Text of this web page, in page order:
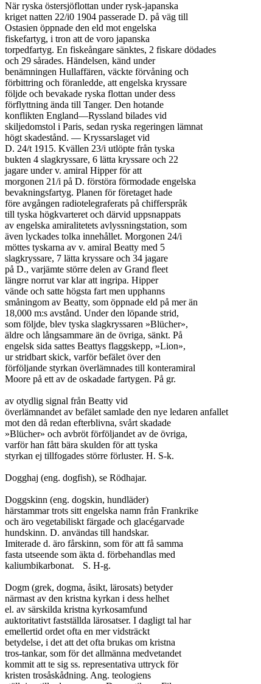
När ryska östersjöflottan under rysk-japanska
kriget natten 22/i0 1904 passerade D. på väg till
Ostasien öppnade den eld mot engelska
fiskefartyg, i tron att de voro japanska
torpedfartyg. En fiskeångare sänktes, 2 fiskare dödades
och 29 sårades. Händelsen, känd under
benämningen Hullaffären, väckte förvåning och
förbittring och föranledde, att engelska kryssare
följde och bevakade ryska flottan under dess
förflyttning ända till Tanger. Den hotande
konflikten England—Ryssland bilades vid
skiljedomstol i Paris, sedan ryska regeringen lämnat
högt skadestånd. — Kryssarslaget vid
D. 24/t 1915. Kvällen 23/i utlöpte från tyska
bukten 4 slagkryssare, 6 lätta kryssare och 22
jagare under v. amiral Hipper för att
morgonen 21/i på D. förstöra förmodade engelska
bevakningsfartyg. Planen för företaget hade
före avgången radiotelegraferats på chifferspråk
till tyska högkvarteret och därvid uppsnappats
av engelska amiralitetets avlyssningstation, som
även lyckades tolka innehållet. Morgonen 24/i
möttes tyskarna av v. amiral Beatty med 5
slagkryssare, 7 lätta kryssare och 34 jagare
på D., varjämte större delen av Grand fleet
längre norrut var klar att ingripa. Hipper
vände och satte högsta fart men upphanns
småningom av Beatty, som öppnade eld på mer än
18,000 m:s avstånd. Under den löpande strid,
som följde, blev tyska slagkryssaren »Blücher»,
äldre och långsammare än de övriga, sänkt. På
engelsk sida sattes Beattys flaggskepp, »Lion»,
ur stridbart skick, varför befälet över den
förföljande styrkan överlämnades till konteramiral
Moore på ett av de oskadade fartygen. På gr.
av otydlig signal från Beatty vid
överlämnandet av befälet samlade den nye ledaren anfallet
mot den då redan efterblivna, svårt skadade
»Blücher» och avbröt förföljandet av de övriga,
varför han fått bära skulden för att tyska
styrkan ej tillfogades större förluster. H. S-k.
Dogghaj (eng. dogfish), se Rödhajar.
Doggskinn (eng. dogskin, hundläder)
härstammar trots sitt engelska namn från Frankrike
och äro vegetabiliskt färgade och glacégarvade
hundskinn. D. användas till handskar.
Imiterade d. äro fårskinn, som för att få samma
fasta utseende som äkta d. förbehandlas med
kaliumbikarbonat.	S. H-g.
Dogm (grek, dogma, åsikt, lärosats) betyder
närmast av den kristna kyrkan i dess helhet
el. av särskilda kristna kyrkosamfund
auktoritativt fastställda lärosatser. I dagligt tal har
emellertid ordet ofta en mer vidsträckt
betydelse, i det att det ofta brukas om kristna
tros-tankar, som för det allmänna medvetandet
kommit att te sig ss. representativa uttryck för
kristen trosåskådning. Ang. teologiens